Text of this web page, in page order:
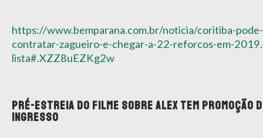
https://www.bemparana.com.br/noticia/coritiba-pode-
contratar-zagueiro-e-chegar-a-22-reforcos-em-
lista#.XZZ8uEZKg2w
PRÉ-ESTREIA DO FILME SOBRE ALEX TEM PROMOÇÃO
INGRESSO